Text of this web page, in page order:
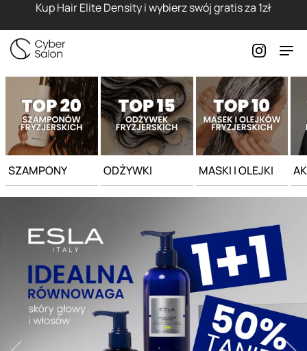
Kup Hair Elite Density i wybierz swój gratis za 1zł
SZAMPONY ODŻYWKI MASKI I OLEJKI
Strona główna - Cyber Salon